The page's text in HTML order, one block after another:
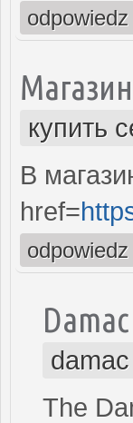
odpowiedz
купить
В
href=
odpowiedz
The